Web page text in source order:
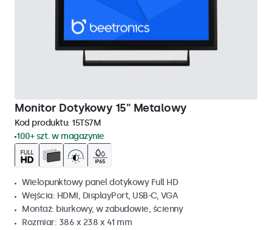
Monitor Dotykowy 15" Metalowy
Kod produktu: 15TS7M
100+ szt. w magazynie
Wielopunktowy panel dotykowy Full HD
Wejścia: HDMI, DisplayPort, USB-C, VGA
Montaż: biurkowy, w zabudowie, ścienny
Rozmiar: 386 x 238 x 41 mm